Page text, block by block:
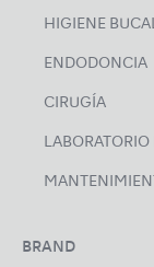
HIGIENE
ENDODONCIA
CIRUGÍA
LABORATORIO
BRAND